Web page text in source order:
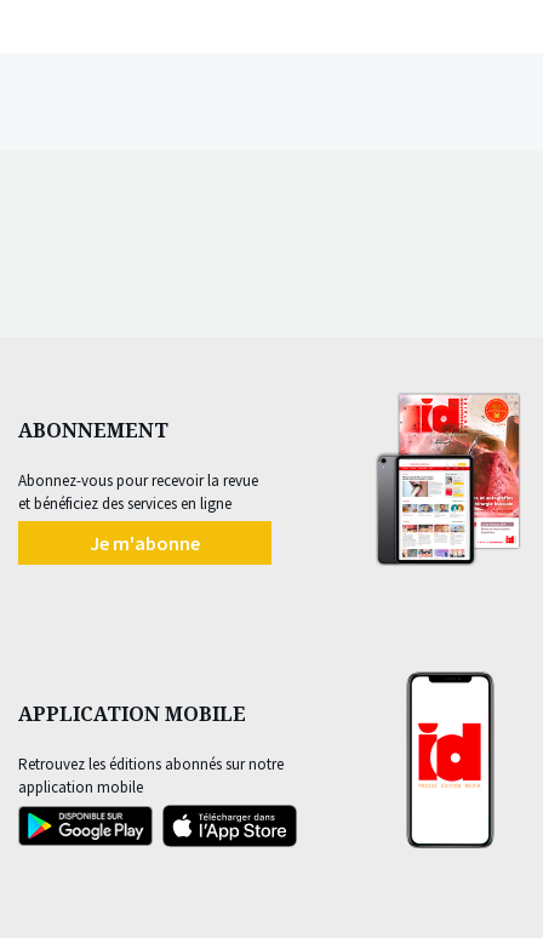
ABONNEMENT
Abonnez-vous pour recevoir la revue
et bénéficiez des services en ligne
Je m'abonne
APPLICATION MOBILE
Retrouvez les éditions abonnés sur notre
application mobile